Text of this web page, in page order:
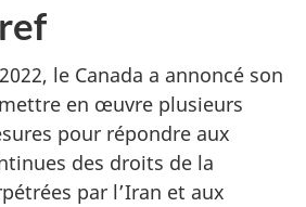
le Canada a annoncé son
en œuvre plusieurs
pour répondre aux
des droits de la
par l’Iran et aux